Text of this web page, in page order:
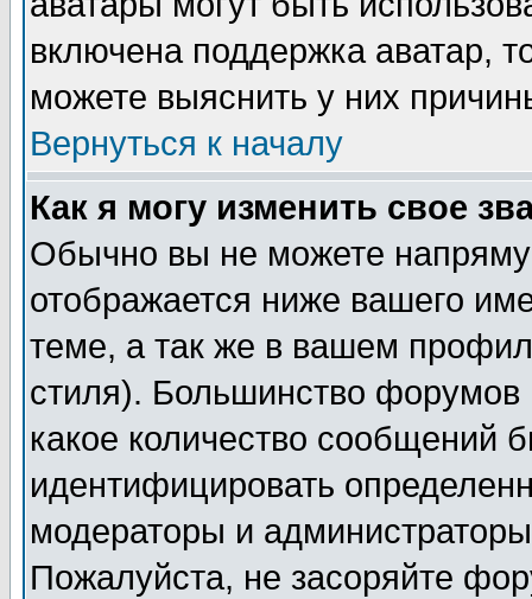
включена поддержка аватар,
можете выяснить у них
Вернуться к началу
Как я могу изменить свое
Обычно вы не можете
отображается ниже вашего
теме, а так же в вашем
стиля). Большинство форумов
какое количество сообщений
идентифицировать
модераторы и
Пожалуйста, не засоряйте